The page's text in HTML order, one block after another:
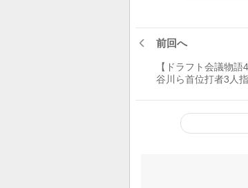
前回へ
【ドラフト会議物
谷川ら首位打者3人